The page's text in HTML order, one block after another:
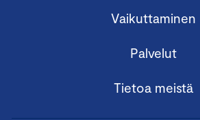
Työkalut, vinkit ja käytännöt hyvään
Vaikuttaminen
Palvelut
Tietoa meistä